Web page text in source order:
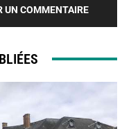
UN COMMENTAIRE